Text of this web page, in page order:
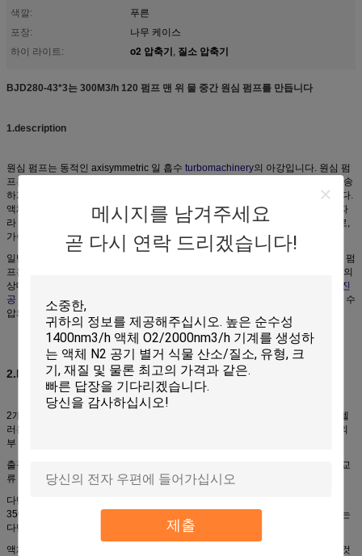
메시지를 남겨주세요
곧 다시 연락 드리겠습니다!
제출
색깔:
푸른
포장:
나무 케이스
하이 라이트:
o2 압축기, 질소 압축기
BJD280-43*3는 300M3/h 120 펌프 맨 위 물 중간 원심 펌프를 만듭니다
1.description
원심 펌프는 동적인 axisymmetric 일 흡수 turbomachinery의 아강입니다. 원심 펌
프는 유체 흐름의 유체역학 에너지에 회전 운동 에너지의 변환에 의해 액체를 수송
하기 위하여 사용됩니다. 회전 에너지는 엔진 또는 전동기에서 전형적으로 옵니다.
액체는 바깥쪽에 광선으로 흐르는 임펠러 어디에에서 나가는지 펌프 임펠러에 따
라 들어가거나 자전 축선에 접근하고에 의해 유포자 또는 벌류트
약실 (케이싱)로,
가속됩니다.
일반적인 용도는 물, 하수 오물, 농업, 석유 및 석유화학 양수를 포함합니다. 원심 펌
프는 그들의 높은 흐름율 기능, 거친 해결책 겸용성, 섞는 잠재력, 뿐 아니라 그들의
상대적으로 간단한 기술설계를 위해 수시로 선택됩니다.
진
공 청소기를
실행하기 위하여. 원심 펌프의 반전 기능은 기계적인 회전 에너지로 수
압의 전위 에너지를 개조하는
2.Multistage원심 펌프
2개 이상 임펠러를 포함하는 원심 펌프는 다단식 원심 펌프이라고 칭합니다. 임펠
러는 동일한 갱구 또는 다른 갱구에 거치될지도 모릅니다. 각 단계에서, 액체는 외
부 직경에 출력에 그것의 방법을 만들기 전에 센터에 지시됩니다.
출구에 더 높은 압력을 위해, 임펠러는 시리즈에서 연결될 수 있습니다. 더 높은 교
류 산출을 위해, 임펠러는 와 동시에 연결될 수 있습니다.
다단식 원심 펌프의 일반적인 신청은
350 MW 단위는 2개의 feedpumps를 와 동시에 요구할 것입니다. 각 feedpump는
다단식 원심 펌프이어 150 l/s를 21 MPa에 생성하.
액체로 옮겨진 모든 에너지는 임펠러를 모는 역학적 에너지에서 파생됩니다. 이것